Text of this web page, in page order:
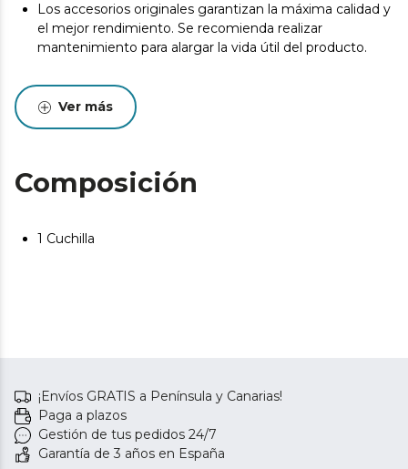
Los accesorios originales garantizan la máxima calidad y
el mejor rendimiento. Se recomienda realizar
mantenimiento para alargar la vida útil del producto.
Ver más
Composición
1 Cuchilla
¡Envíos GRATIS a Península y Canarias!
Paga a plazos
Gestión de tus pedidos 24/7
Garantía de 3 años en España